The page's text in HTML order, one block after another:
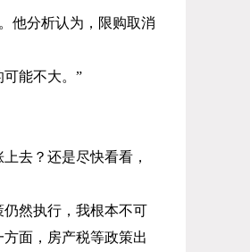
他分析认为，限购取消
能不大。”
去？还是尽快看看，
然执行，我根本不可
面，房产税等政策出